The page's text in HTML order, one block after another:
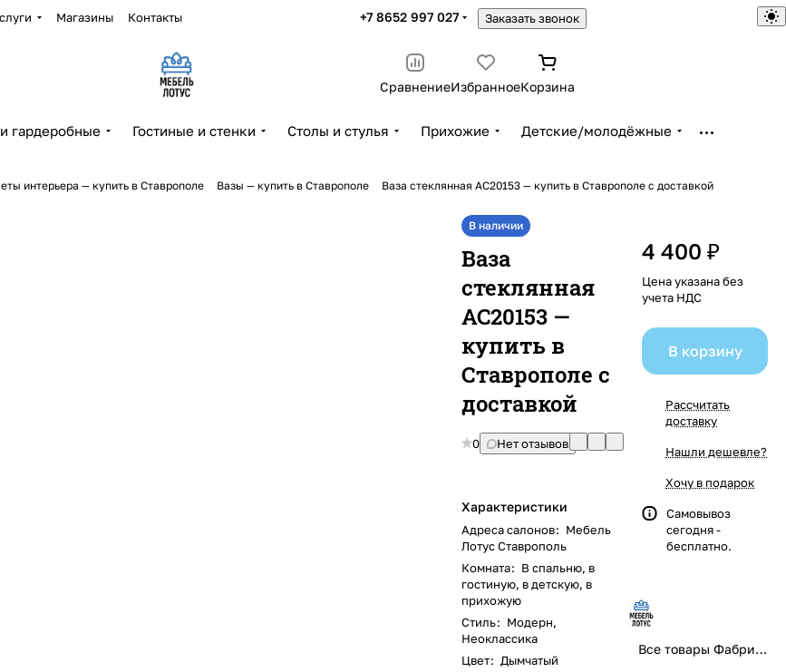
Магазины Контакты +7 8652 997 027 Заказать звонок
СравнениеИзбранноеКорзина
гардеробные Гостиные и стенки Столы и стулья Прихожие Детские/молодёжные
интерьера — купить в Ставрополе Вазы — купить в Ставрополе Ваза стеклянная AC20153 — купить в Ставрополе с доставкой
В наличии
Ваза
стеклянная
AC20153 —
купить в
Ставрополе с
доставкой
0 Нет отзывов
Характеристики
Адреса салонов: Мебель
Лотус Ставрополь
Комната: В спальню, в
гостиную, в детскую, в
прихожую
Стиль: Модерн,
Неоклассика
Цвет: Дымчатый
4 400 ₽
Цена указана без
учета НДС
В корзину
Рассчитать
доставку
Нашли дешевле?
Хочу в подарок
Самовывоз
сегодня -
бесплатно.
Все товары Фабрика "Мебель Лотус Home" - правильная мебель, правильный выбор!